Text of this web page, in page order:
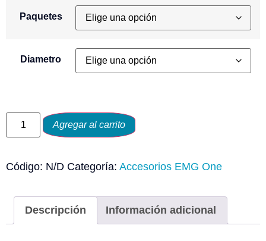
Paquetes
Diametro
Agregar al carrito
Código: N/D Categoría: Accesorios EMG One
Descripción Información adicional